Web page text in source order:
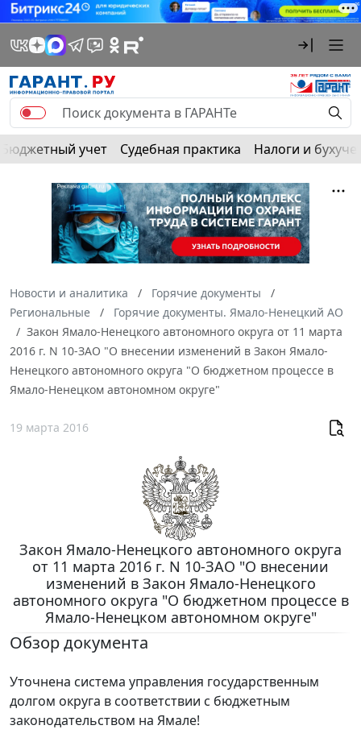
Бюджетный учет Судебная практика Налоги и
Новости и аналитика
Горячие документы
Региональные
Горячие документы. Ямало-Ненецкий АО
Закон Ямало-Ненецкого автономного округа от 11 марта
2016 г. N 10-ЗАО "О внесении изменений в Закон Ямало-
Ненецкого автономного округа "О бюджетном процессе в
Ямало-Ненецком автономном округе"
19 марта 2016
Закон Ямало-Ненецкого автономного округа
от 11 марта 2016 г. N 10-ЗАО "О внесении
изменений в Закон Ямало-Ненецкого
автономного округа "О бюджетном процессе в
Ямало-Ненецком автономном округе"
Обзор документа
Уточнена система управления государственным
долгом округа в соответствии с бюджетным
законодательством на Ямале!